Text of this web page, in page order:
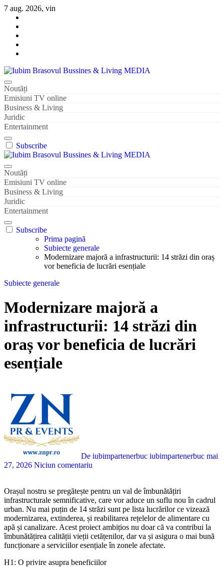
Sari
conținut
7 aug. 2026, vin
Iubim Brasovul Bussines & Living MEDIA
Din pasiune și dragoste pentru Brașoveni
Noutăți
Emisiuni TV online
Business & Living
Juridic
Entertainment
Subscribe
Iubim Brasovul Bussines & Living MEDIA
Din pasiune și dragoste pentru Brașoveni
Noutăți
Emisiuni TV online
Business & Living
Juridic
Entertainment
Subscribe
Prima pagină
Subiecte generale
Modernizare majoră a infrastructurii: 14 străzi din oraș
vor beneficia de lucrări esențiale
Subiecte generale
Modernizare majoră a
infrastructurii: 14 străzi din
oraș vor beneficia de lucrări
esențiale
De iubimpartenerbuc iubimpartenerbuc mai
27, 2026 Niciun comentariu
Orașul nostru se pregătește pentru un val de îmbunătățiri
infrastructurale semnificative, care vor aduce un suflu nou în cadrul
urban. Nu mai puțin de 14 străzi sunt pe lista lucrărilor ce vizează
modernizarea, extinderea, și reabilitarea rețelelor de alimentare cu
apă și canalizare. Acest proiect ambițios nu doar că va contribui la
îmbunătățirea calității vieții cetățenilor, dar va și asigura o mai bună
funcționare a serviciilor esențiale în zonele afectate.
H1: O privire asupra beneficiilor